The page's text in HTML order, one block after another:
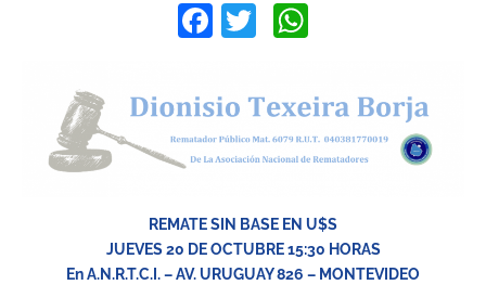
Facebook
Twitter
REMATE SIN BASE EN U$S
JUEVES 20 DE OCTUBRE 15:30 HORAS
En A.N.R.T.C.I. – AV. URUGUAY 826 – MONTEVIDEO